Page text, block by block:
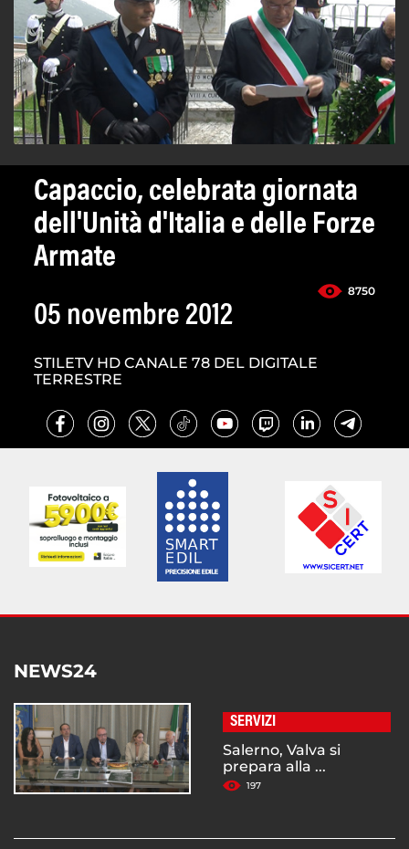
Capaccio, celebrata giornata
dell'Unità d'Italia e delle Forze
Armate
8750
05 novembre 2012
STILETV HD CANALE 78 DEL DIGITALE
TERRESTRE
NEWS24
SERVIZI
Salerno, Valva si
prepara alla ...
197